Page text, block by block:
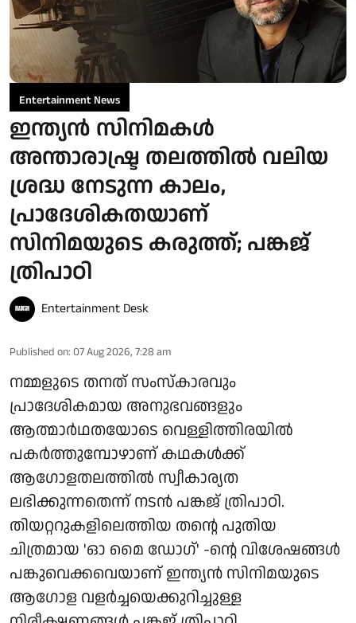
Entertainment News
ഇന്ത്യൻ സിനിമകൾ
അന്താരാഷ്ട്ര തലത്തിൽ വലിയ
ശ്രദ്ധ നേടുന്ന കാലം,
പ്രാദേശികതയാണ്
സിനിമയുടെ കരുത്ത്; പങ്കജ്
ത്രിപാഠി
Entertainment Desk
Published on: 07 Aug 2026, 7:28 am
നമ്മളുടെ തനത് സംസ്കാരവും
പ്രാദേശികമായ അനുഭവങ്ങളും
ആത്മാർഥതയോടെ വെള്ളിത്തിരയിൽ
പകർത്തുമ്പോഴാണ് കഥകൾക്ക്
ആഗോളതലത്തിൽ സ്വീകാര്യത
ലഭിക്കുന്നതെന്ന് നടൻ പങ്കജ് ത്രിപാഠി.
തിയറ്ററുകളിലെത്തിയ തന്റെ പുതിയ
ചിത്രമായ 'ഓ മൈ ഡോഗ്' -ന്റെ വിശേഷങ്ങൾ
പങ്കുവെക്കവെയാണ് ഇന്ത്യൻ സിനിമയുടെ
ആഗോള വളർച്ചയെക്കുറിച്ചുള്ള